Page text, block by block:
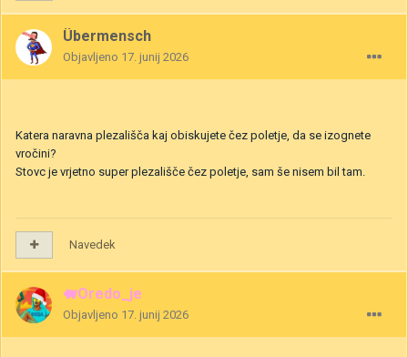
Übermensch
Objavljeno 17. junij 2026
Katera naravna plezališča kaj obiskujete čez poletje, da se izognete
vročini?
Stovc je vrjetno super plezališče čez poletje, sam še nisem bil tam.
Navedek
🐖Oredo_je
Objavljeno 17. junij 2026